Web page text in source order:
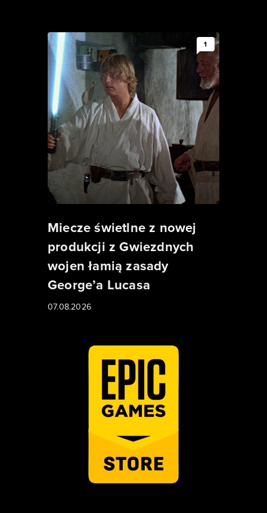
1
Miecze świetlne z nowej
produkcji z Gwiezdnych
wojen łamią zasady
George’a Lucasa
07.08.2026